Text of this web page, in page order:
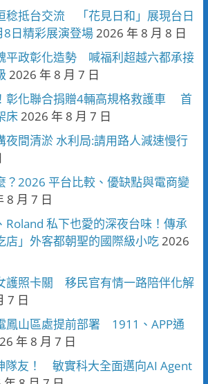
稔抵台交流 「花見日和」展現台日
日精彩展演登場 2026 年 8 月 8 日
平政彰化造勢 喊福利超越六都承接
2026 年 8 月 7 日
彰化聯合捐贈4輛高規格救護車 首
床 2026 年 8 月 7 日
夜間清淤 水利局:請用路人減速慢行
？2026 平台比較、優缺點與電商變
8 月 7 日
Roland 私下也愛的深夜台味！傳承
店」外客都朝聖的國際級小吃 2026
護照卡關 移民官有情一路陪伴化解
7 日
鳳山區處提前部署 1911、APP通
年 8 月 7 日
隊友！ 敏實科大全面邁向AI Agent